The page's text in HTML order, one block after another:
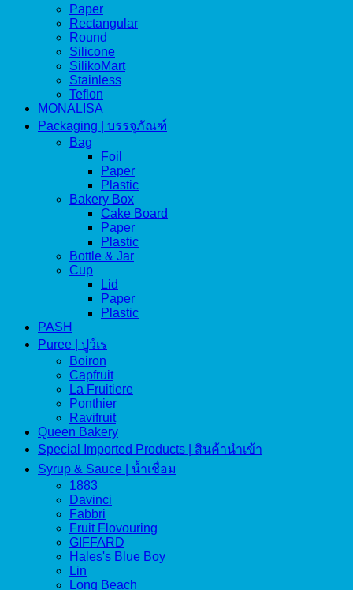
Paper
Rectangular
Round
Silicone
SilikoMart
Stainless
Teflon
MONALISA
Packaging | บรรจุภัณฑ์
Bag
Foil
Paper
Plastic
Bakery Box
Cake Board
Paper
Plastic
Bottle & Jar
Cup
Lid
Paper
Plastic
PASH
Puree | ปูว์เร
Boiron
Capfruit
La Fruitiere
Ponthier
Ravifruit
Queen Bakery
Special Imported Products | สินค้านำเข้า
Syrup & Sauce | น้ำเชื่อม
1883
Davinci
Fabbri
Fruit Flovouring
GIFFARD
Hales's Blue Boy
Lin
Long Beach